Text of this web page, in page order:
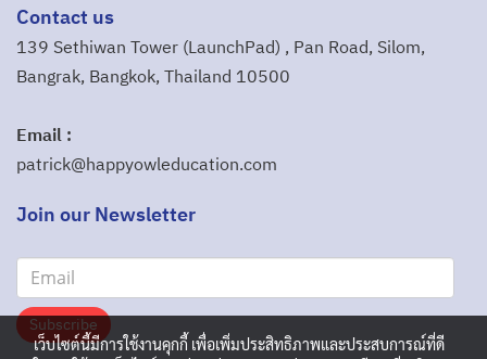
Contact us
139 Sethiwan Tower (LaunchPad) , Pan Road, Silom,
Bangrak, Bangkok, Thailand 10500
Email :
patrick@happyowleducation.com
Join our Newsletter
Subscribe
เว็บไซต์นี้มีการใช้งานคุกกี้ เพื่อเพิ่มประสิทธิภาพและประสบการณ์ที่ดี